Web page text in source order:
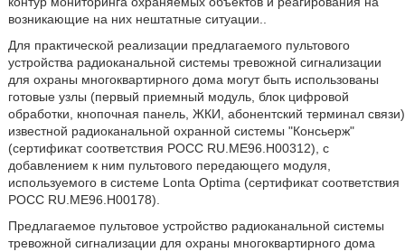
возникающие на них нештатные ситуации..
Для практической реализации предлагаемого пультового
устройства радиоканальной системы тревожной сигнализации
для охраны многоквартирного дома могут быть использованы
готовые узлы (первый приемный модуль, блок цифровой
обработки, кнопочная панель, ЖКИ, абонентский терминал связи)
известной радиоканальной охранной системы "Консьерж"
(сертификат соответствия РОСС RU.ME96.H00312), с
добавлением к ним пультового передающего модуля,
используемого в системе Lonta Optima (сертификат соответствия
РОСС RU.ME96.H00178).
Предлагаемое пультовое устройство радиоканальной системы
тревожной сигнализации для охраны многоквартирного дома